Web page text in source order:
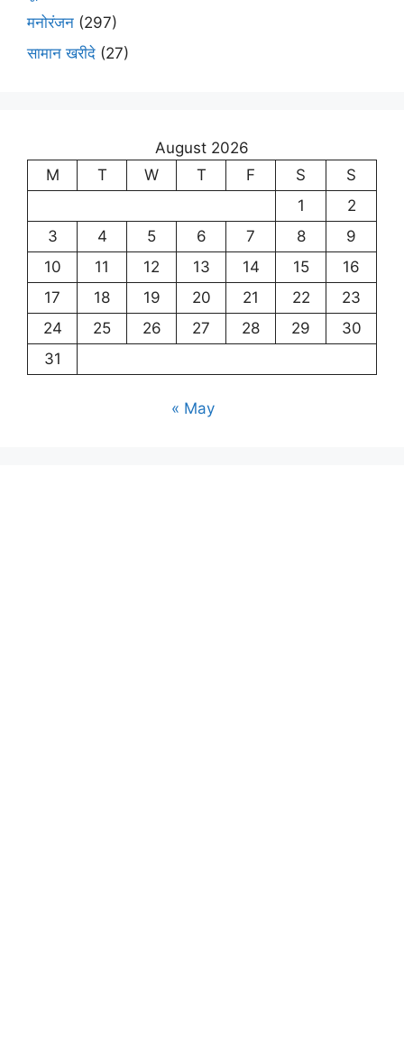
मनोरंजन (297)
सामान खरीदे (27)
August 2026
M
T W T F S
S
1
2
3
4 5 6 7 8
9
10
11 12 13 14 15
16
17
18 19 20 21 22
23
24
25 26 27 28 29
30
31
« May